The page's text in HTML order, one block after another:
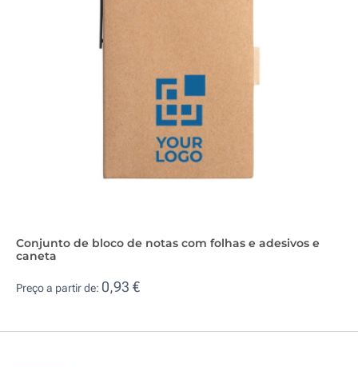
Conjunto de bloco de notas com folhas e adesivos e
caneta
Preço a partir de: 0,93 €